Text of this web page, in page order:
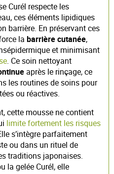
Curél respecte les
ces éléments lipidiques
barrière. En préservant ces
la barrière cutanée,
et minimisant
. Ce soin nettoyant
après le rinçage, ce
les routines de soins pour
ou réactives.
cette mousse ne contient
limite fortement les risques
s’intègre parfaitement
ou dans un rituel de
traditions japonaises.
la gelée Curél, elle